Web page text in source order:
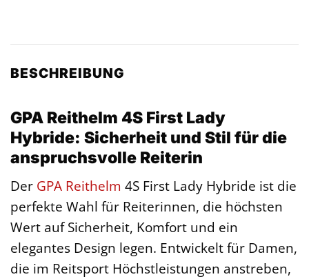
BESCHREIBUNG
GPA Reithelm 4S First Lady
Hybride: Sicherheit und Stil für die
anspruchsvolle Reiterin
Der GPA Reithelm 4S First Lady Hybride ist die
perfekte Wahl für Reiterinnen, die höchsten
Wert auf Sicherheit, Komfort und ein
elegantes Design legen. Entwickelt für Damen,
die im Reitsport Höchstleistungen anstreben,